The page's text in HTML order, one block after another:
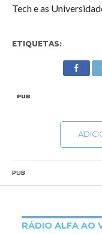
Tech e as
ETIQUETAS:
PUB
PUB
RÁDIO ALFA AO